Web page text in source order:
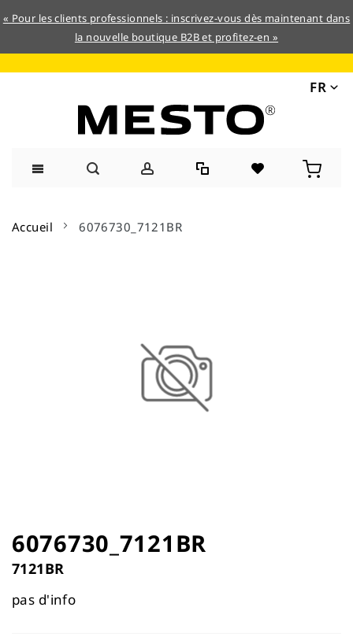
« Pour les clients professionnels : inscrivez-vous dès maintenant dans
la nouvelle boutique B2B et profitez-en »
FR
contenu
Accueil 6076730_7121BR
to
the
beginning
the
6076730_7121BR
7121BR
pas d'info